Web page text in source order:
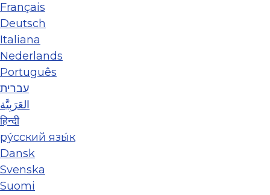
Français
Deutsch
Italiana
Nederlands
Português
עברית
العَرَبِيَّة
हिन्दी
ру́сский язы́к
Dansk
Svenska
Suomi